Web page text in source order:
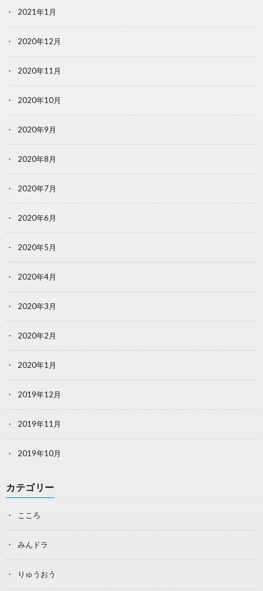
2021年1月
2020年12月
2020年11月
2020年10月
2020年9月
2020年8月
2020年7月
2020年6月
2020年5月
2020年4月
2020年3月
2020年2月
2020年1月
2019年12月
2019年11月
2019年10月
カテゴリー
こころ
みんドラ
りゅうおう